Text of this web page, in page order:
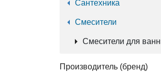
Сантехника
Смесители
Смесители для
Производитель (бренд)